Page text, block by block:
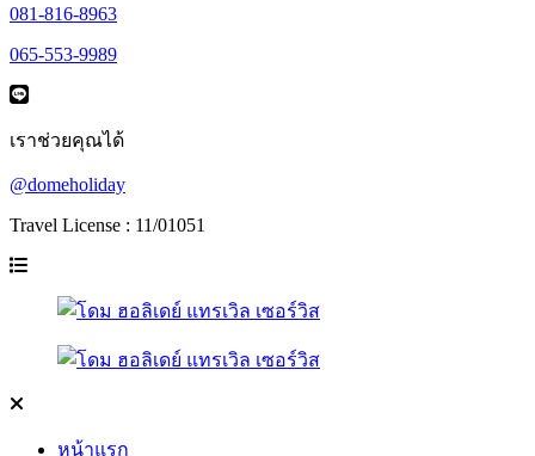
081-816-8963
065-553-9989
เราช่วยคุณได้
@domeholiday
Travel License : 11/01051
หน้าแรก